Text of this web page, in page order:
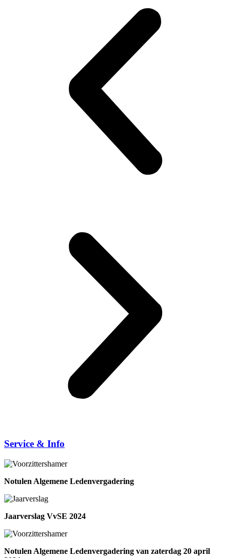
Service & Info
Notulen Algemene Ledenvergadering
Jaarverslag VvSE 2024
Notulen Algemene Ledenvergadering van zaterdag 20 april